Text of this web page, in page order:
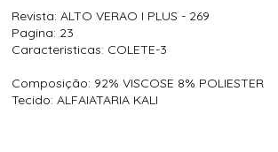
Revista: ALTO VERAO I PLUS - 269
Pagina: 23
Caracteristicas: COLETE-3
Composição: 92% VISCOSE 8% POLIESTER
Tecido: ALFAIATARIA KALI